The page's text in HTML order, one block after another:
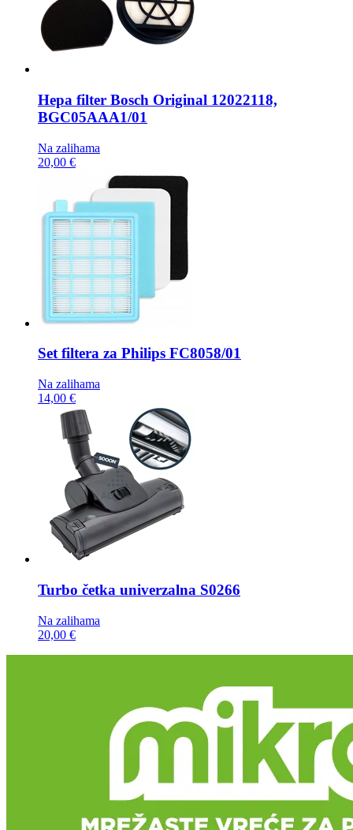
Hepa filter Bosch Original 12022118,
BGC05AAA1/01
Na zalihama
20,00 €
Set filtera za Philips FC8058/01
Na zalihama
14,00 €
Turbo četka univerzalna S0266
Na zalihama
20,00 €